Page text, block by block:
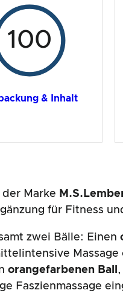
100
& Inhalt
der Marke
für Fitness
zwei Bälle: Einen
Massage
orangefarbenen Ball
Faszienmassage